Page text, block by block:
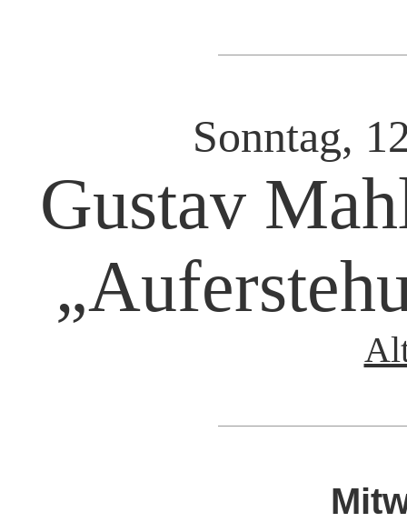
Sonntag,
Gustav